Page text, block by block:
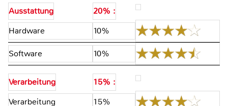
Ausstattung
20% :
Hardware
10%
Software 10%
Verarbeitung
15% :
Verarbeitung
15%